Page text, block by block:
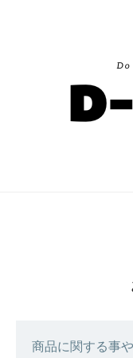
商品に関する事